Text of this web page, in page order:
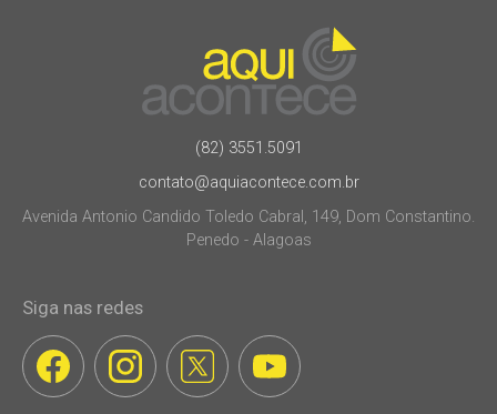
(82) 3551.5091
contato@aquiacontece.com.br
Avenida Antonio Candido Toledo Cabral, 149, Dom Constantino.
Penedo - Alagoas
Siga nas redes